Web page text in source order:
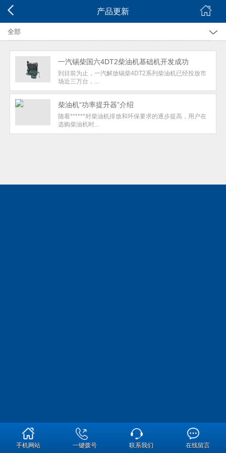
产品更新
全部
产品更新
企业简介
企业新闻
营销活动
一汽锡柴国六4DT2柴油机基础机开发成功
到目前为止，一汽解放锡柴4DT2系列柴油机已经投放市
场近三万台，...
柴油机“功率提升器”介绍
随着******对柴油机排放和环保要求的逐步提高，用户在
选购柴油机时...
手机网站 一键拨号 联系我们 在线留言